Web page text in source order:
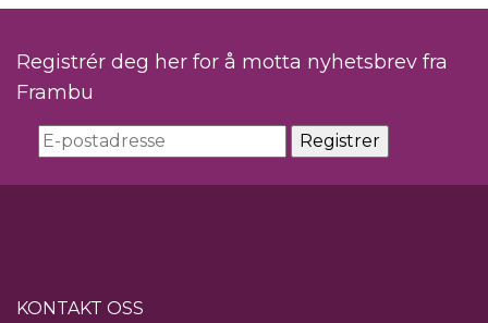
Registrér deg her for å motta nyhetsbrev fra
Frambu
KONTAKT OSS